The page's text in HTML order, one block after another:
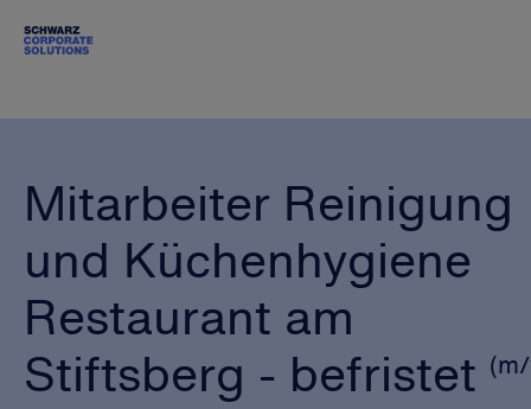
Mitarbeiter Reinigung
und Küchenhygiene
Restaurant am
Stiftsberg - befristet